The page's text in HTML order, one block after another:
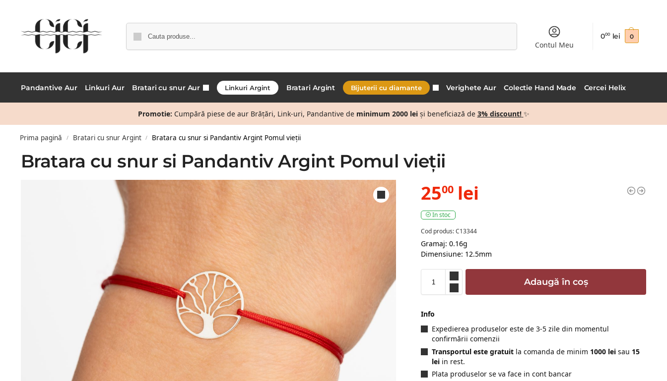
Caută
Contul Meu
000 lei 0
Pandantive Aur Linkuri Aur Bratari cu snur Aur Linkuri Argint Bratari Argint Bijuterii cu diamante Verighete Aur Colectie Hand Made Cercei Helix
Promotie: Cumpără piese de aur Brățări, Link-uri, Pandantive de minimum 2000 leiși beneficiază de 3% discount! ✨
Prima pagină / Bratari cu snur Argint / Bratara cu snur si Pandantiv Argint Pomul vieții
Bratara cu snur si Pandantiv Argint Pomul vieții
2500 lei
In stoc
Cod produs: C13344
Gramaj: 0.16g
Dimensiune: 12.5mm
Adaugă în coș
Info
Expedierea produselor este de 3-5 zile din momentul
confirmării comenzii
Transportul este gratuit la comanda de minim 1000 lei sau 15
lei in rest.
Plata produselor se va face in cont bancar